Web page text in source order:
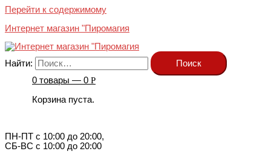
Перейти к содержимому
Интернет магазин "Пиромагия
Найти:
0 товары — 0 Р
Корзина пуста.
ПН-ПТ с 10:00 до 20:00,
СБ-ВС с 10:00 до 20:00